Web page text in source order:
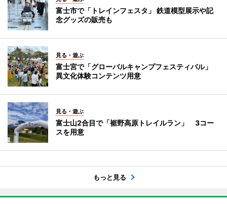
富士市で「トレインフェスタ」 鉄道模型展示や記
念グッズの販売も
見る・遊ぶ
富士宮で「グローバルキャンプフェスティバル」
異文化体験コンテンツ用意
見る・遊ぶ
富士山2合目で「裾野高原トレイルラン」 3コー
スを用意
もっと見る